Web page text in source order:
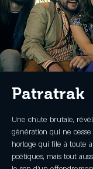
Patratrak
Une chute brutale,
génération qui ne
horloge qui file à toute
poétiques, mais tout